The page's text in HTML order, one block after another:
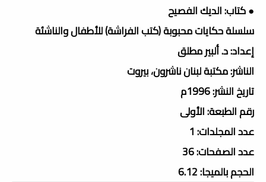
● كتاب: الديك الفصيح
سلسلة حكايات محبوبة (كتب الفراشة) للأطفال والناشئة
إعداد: د. ألبير مطلق
الناشر: مكتبة لبنان ناشرون، بيروت
تاريخ النشر: 1996م
رقم الطبعة: الأولى
عدد المجلدات: 1
عدد الصفحات: 36
الحجم بالميجا: 6.12